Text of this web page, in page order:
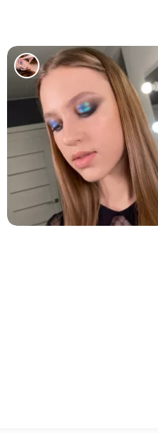
17023